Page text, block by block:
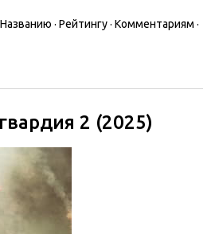
Названию · Рейтингу· Комментариям ·
2 (2025)